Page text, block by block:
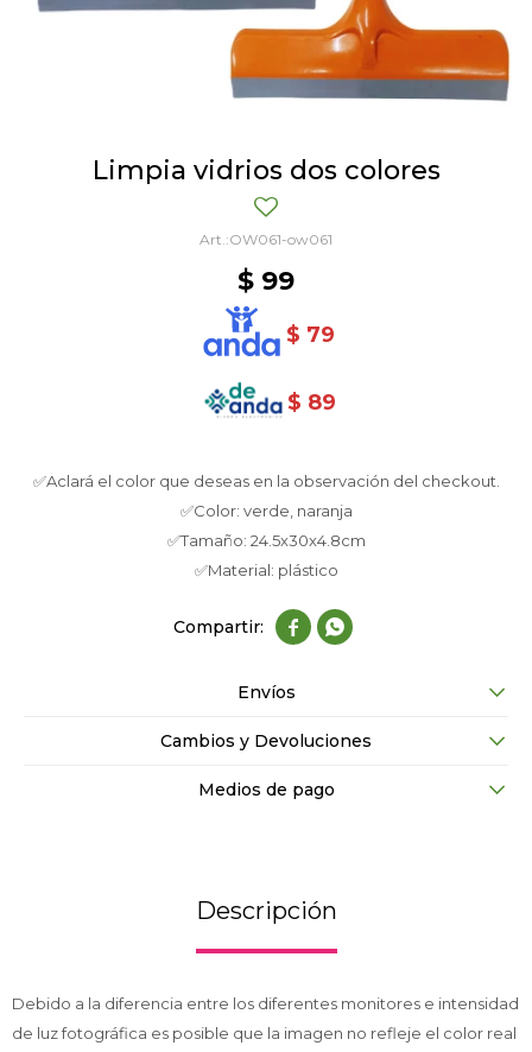
Limpia vidrios dos colores
OW061-ow061
$ 99
$ 79
$ 89
✅Aclará el color que deseas en la observación del checkout.
✅Color: verde, naranja
✅Tamaño: 24.5x30x4.8cm
✅Material: plástico
 
Envíos
Cambios y Devoluciones
Medios de pago
Descripción
Debido a la diferencia entre los diferentes monitores e intensidad
de luz fotográfica es posible que la imagen no refleje el color real